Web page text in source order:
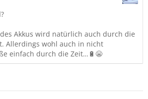
Akkus wird natürlich auch durch die
Allerdings wohl auch in nicht
einfach durch die Zeit…🔋😬